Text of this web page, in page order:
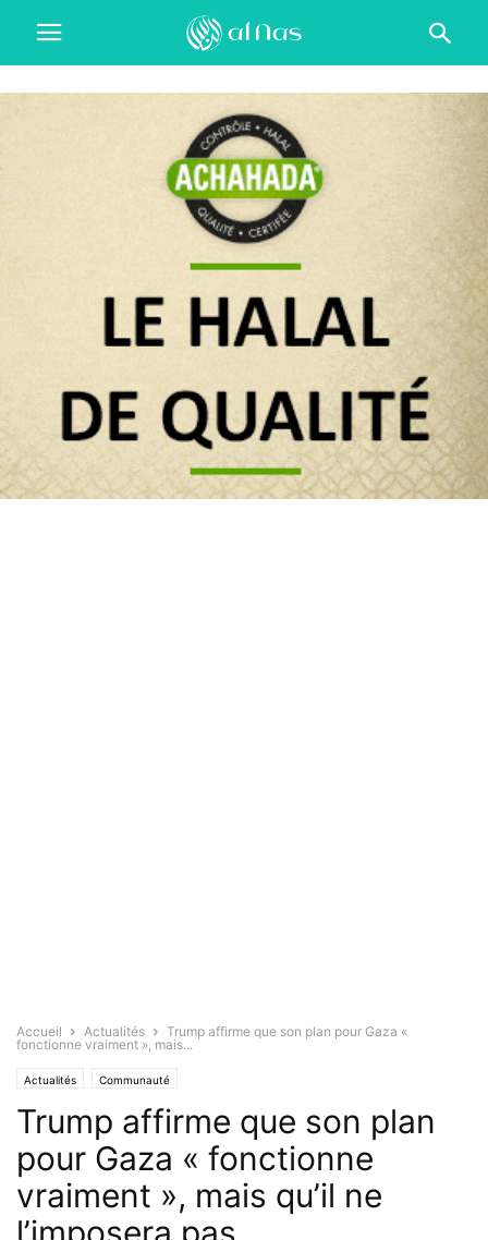
Accueil Actualités
Trump affirme que son plan pour Gaza «
fonctionne vraiment », mais...
Actualités Communauté
Trump affirme que son plan
pour Gaza « fonctionne
vraiment », mais qu’il ne